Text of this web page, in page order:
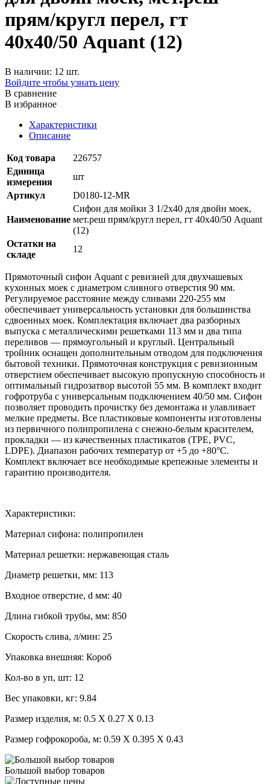
прям/кругл перел, гт
40х40/50 Aquant (12)
В наличии: 12 шт.
Войдите чтобы узнать цену
В сравнение
В избранное
Характеристики
Описание
Код товара
226757
Единица
измерения
шт
Артикул
D0180-12-MR
Наименование
Сифон для мойки 3 1/2х40 для двойн моек,
мет.реш прям/кругл перел, гт 40х40/50 Aquant
(12)
Остатки на
складе
12
Прямоточный сифон Aquant с ревизией для двухчашевых
кухонных моек с диаметром сливного отверстия 90 мм.
Регулируемое расстояние между сливами 220-255 мм
обеспечивает универсальность установки для большинства
сдвоенных моек. Комплектация включает два разборных
выпуска с металлическими решетками 113 мм и два типа
переливов — прямоугольный и круглый. Центральный
тройник оснащен дополнительным отводом для подключения
бытовой техники. Прямоточная конструкция с ревизионным
отверстием обеспечивает высокую пропускную способность и
оптимальный гидрозатвор высотой 55 мм. В комплект входит
гофротруба с универсальным подключением 40/50 мм. Сифон
позволяет проводить прочистку без демонтажа и улавливает
мелкие предметы. Все пластиковые компоненты изготовлены
из первичного полипропилена с снежно-белым красителем,
прокладки — из качественных пластикатов (TPE, PVC,
LDPE). Диапазон рабочих температур от +5 до +80°C.
Комплект включает все необходимые крепежные элементы и
гарантию производителя.
Характеристики:
Материал сифона: полипропилен
Материал решетки: нержавеющая сталь
Диаметр решетки, мм: 113
Входное отверстие, d мм: 40
Длина гибкой трубы, мм: 850
Скорость слива, л/мин: 25
Упаковка внешняя: Короб
Кол-во в уп, шт: 12
Вес упаковки, кг: 9.84
Размер изделия, м: 0.5 X 0.27 X 0.13
Размер гофрокороба, м: 0.59 X 0.395 X 0.43
Большой выбор товаров